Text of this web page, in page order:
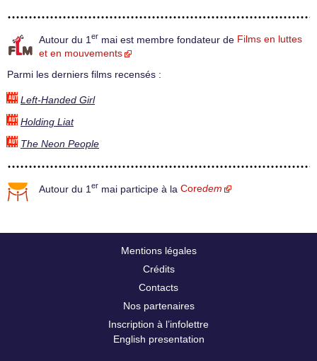
Autour du 1 er mai est membre fondateur de Films en luttes
et en mouvements
Parmi les derniers films recensés :
Left-Handed Girl
Holding Liat
The Neon People
Autour du 1 er mai participe à la Coredem
Mentions légales
Crédits
Contacts
Nos partenaires
Inscription à l’infolettre
English presentation